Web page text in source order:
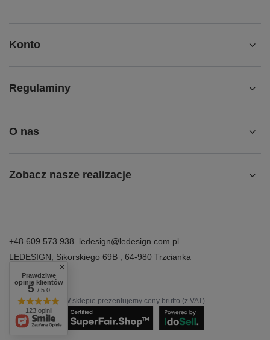
Konto
Regulaminy
O nas
Zobacz nasze realizacje
+48 609 573 938
ledesign@ledesign.com.pl
LEDESIGN, Sikorskiego 69B , 64-980 Trzcianka
W sklepie prezentujemy ceny brutto (z VAT).
Prawdziwe
opinie klientów
5/ 5.0
123 opinii